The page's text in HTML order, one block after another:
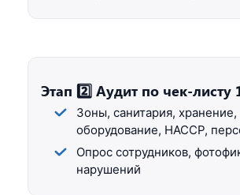
Этап 2️⃣ Аудит по чек-листу
Зоны, санитария, хранение,
оборудование, HACCP,
Опрос сотрудников,
нарушений